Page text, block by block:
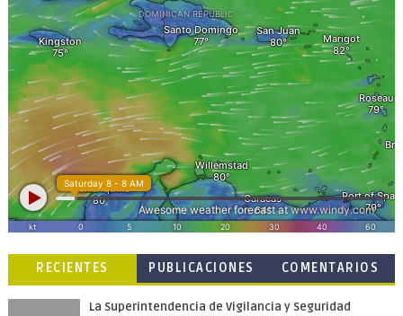
RECIENTES
PUBLICACIONES
COMENTARIOS
La Superintendencia de Vigilancia y Seguridad